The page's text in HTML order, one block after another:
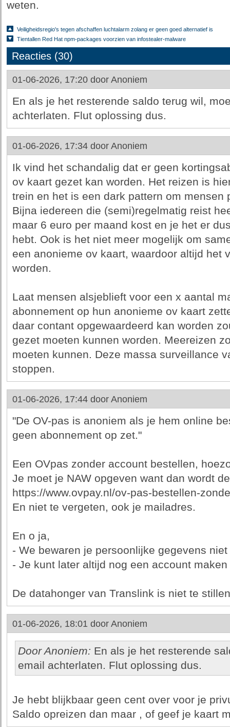
weten.
Veiligheidsregio's tegen afschaffen luchtalarm zolang er geen goed alternatief is
Tientallen Red Hat npm-packages voorzien van infostealer-malware
Reacties (30)
01-06-2026, 17:20 door Anoniem
En als je het resterende saldo terug wil,
achterlaten. Flut oplossing dus.
01-06-2026, 17:34 door Anoniem
Ik vind het schandalig dat er geen
ov kaart gezet kan worden. Het reizen is
trein en het is een dark pattern om mensen
Bijna iedereen die (semi)regelmatig reist
maar 6 euro per maand kost en je het er
hebt. Ook is het niet meer mogelijk om
een anonieme ov kaart, waardoor altijd het
worden.
Laat mensen alsjeblieft voor een x aantal
abonnement op hun anonieme ov kaart
daar contant opgewaardeerd kan worden
gezet moeten kunnen worden. Meereizen
moeten kunnen. Deze massa surveillance
stoppen.
01-06-2026, 17:44 door Anoniem
"De OV-pas is anoniem als je hem online
geen abonnement op zet."
Een OVpas zonder account bestellen,
Je moet je NAW opgeven want dan wordt
https://www.ovpay.nl/ov-pas-bestellen-
En niet te vergeten, ook je mailadres.
En o ja,
- We bewaren je persoonlijke gegevens
- Je kunt later altijd nog een account maken
De datahonger van Translink is niet te stillen
01-06-2026, 18:01 door Anoniem
Door Anoniem: En als je het resterende
email achterlaten. Flut oplossing dus.
Je hebt blijkbaar geen cent over voor je
Saldo opreizen dan maar , of geef je kaart